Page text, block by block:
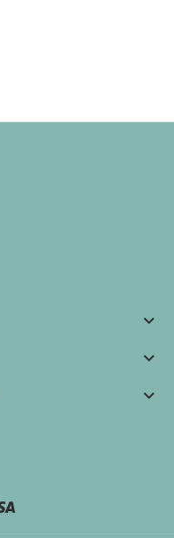


